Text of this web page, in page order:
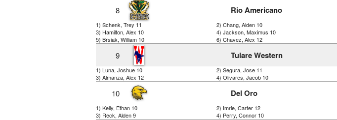
8 Rio Americano
1) Schenk, Trey 11
2) Chang, Aiden 10
3) Hamilton, Alex 10
4) Jackson, Maximus 10
5) Brsiak, William 10
6) Chavez, Alex 12
9 Tulare Western
1) Luna, Joshue 10
2) Segura, Jose 11
3) Almanza, Alex 12
4) Olivares, Jacob 10
10 Del Oro
1) Kelly, Ethan 10
2) Imrie, Carter 12
3) Reck, Alden 9
4) Perry, Connor 10